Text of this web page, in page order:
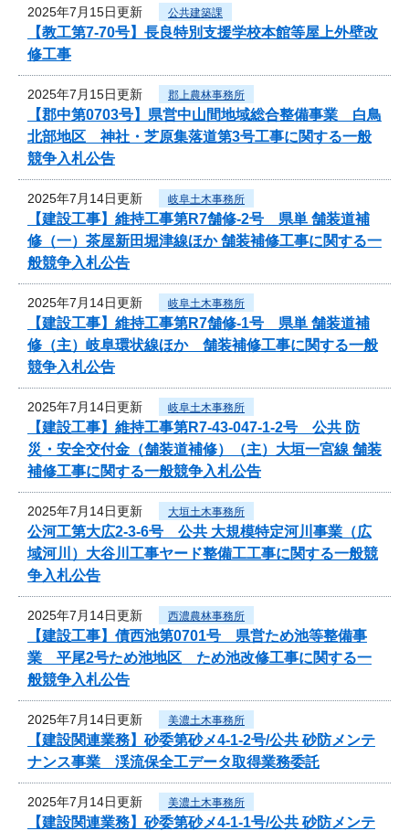
2025年7月15日更新 公共建築課
【教工第7-70号】長良特別支援学校本館等屋上外壁改
修工事
2025年7月15日更新 郡上農林事務所
【郡中第0703号】県営中山間地域総合整備事業 白鳥
北部地区 神社・芝原集落道第3号工事に関する一般
競争入札公告
2025年7月14日更新 岐阜土木事務所
【建設工事】維持工事第R7舗修-2号 県単 舗装道補
修（一）茶屋新田堀津線ほか 舗装補修工事に関する一
般競争入札公告
2025年7月14日更新 岐阜土木事務所
【建設工事】維持工事第R7舗修-1号 県単 舗装道補
修（主）岐阜環状線ほか 舗装補修工事に関する一般
競争入札公告
2025年7月14日更新 岐阜土木事務所
【建設工事】維持工事第R7-43-047-1-2号 公共 防
災・安全交付金（舗装道補修）（主）大垣一宮線 舗装
補修工事に関する一般競争入札公告
2025年7月14日更新 大垣土木事務所
公河工第大広2-3-6号 公共 大規模特定河川事業（広
域河川）大谷川工事ヤード整備工工事に関する一般競
争入札公告
2025年7月14日更新 西濃農林事務所
【建設工事】債西池第0701号 県営ため池等整備事
業 平尾2号ため池地区 ため池改修工事に関する一
般競争入札公告
2025年7月14日更新 美濃土木事務所
【建設関連業務】砂委第砂メ4-1-2号/公共 砂防メンテ
ナンス事業 渓流保全工データ取得業務委託
2025年7月14日更新 美濃土木事務所
【建設関連業務】砂委第砂メ4-1-1号/公共 砂防メンテ